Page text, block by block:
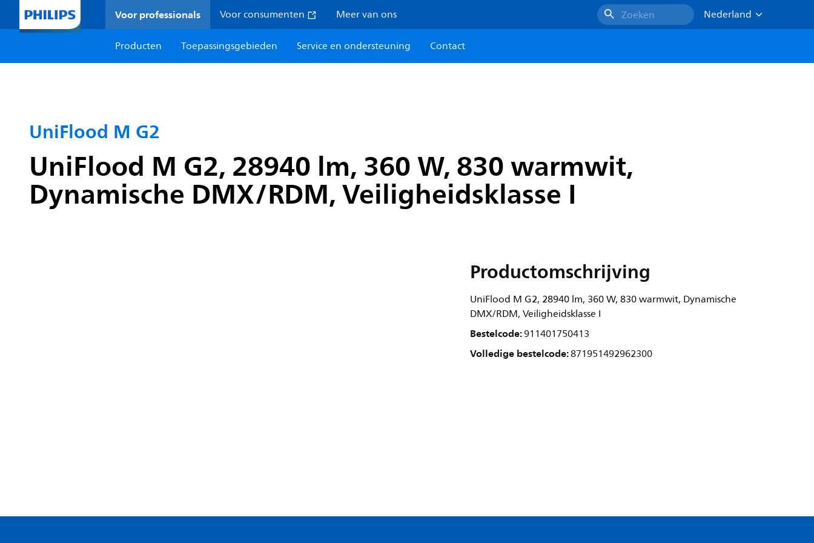
Voor professionals Voor consumenten Meer van ons Zoeken
Nederland
Producten
Toepassingsgebieden Service en ondersteuning Contact
UniFlood M G2
UniFlood M G2, 28940 lm, 360 W, 830 warmwit,
Dynamische DMX/RDM, Veiligheidsklasse I
Productomschrijving
UniFlood M G2, 28940 lm, 360 W, 830 warmwit, Dynamische
DMX/RDM, Veiligheidsklasse I
Bestelcode:911401750413
Volledige bestelcode:871951492962300